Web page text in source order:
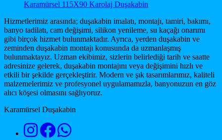
Karamürsel 115X90 Karolaj Duşakabin
Hizmetlerimiz arasında; duşakabin imalatı, montajı, tamiri, bakımı,
banyo tadilatı, cam değişimi, silikon yenileme, su kaçağı onarımı
gibi birçok hizmet bulunmaktadır. Ayrıca, yerden duşakabin ve
zeminden duşakabin montajı konusunda da uzmanlaşmış
bulunmaktayız. Uzman ekibimiz, sizlerin belirlediği tarih ve saatte
adresinize gelerek, duşakabin montajını veya değişimini hızlı ve
etkili bir şekilde gerçekleştirir. Modern ve şık tasarımlarımız, kaliteli
malzemelerimiz ve profesyonel uygulamamızla, banyonuzun en göz
alıcı köşesi olmasını sağlıyoruz.
Karamürsel Duşakabin